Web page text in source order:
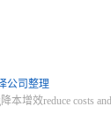
公司整理
本增效reduce costs